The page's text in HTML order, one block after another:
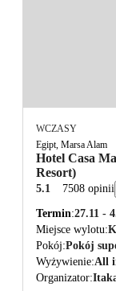
WCZASY
Egipt, Marsa Alam
Hotel Casa
Resort)
5.1 7508 opinii
Termin 27.11 -
Miejsce wylotu
Pokój Pokój
Wyżywienie All
Organizator